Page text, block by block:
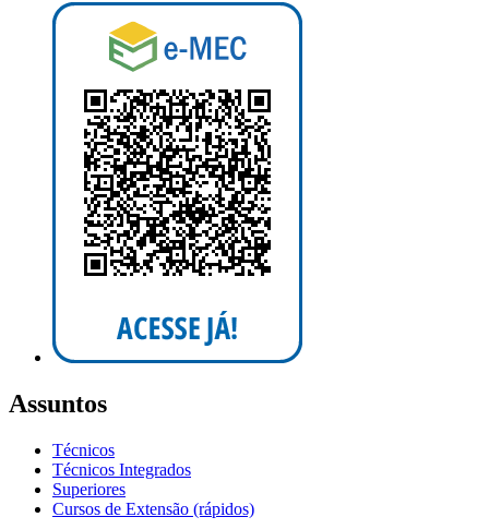
Assuntos
Técnicos
Técnicos Integrados
Superiores
Cursos de Extensão (rápidos)